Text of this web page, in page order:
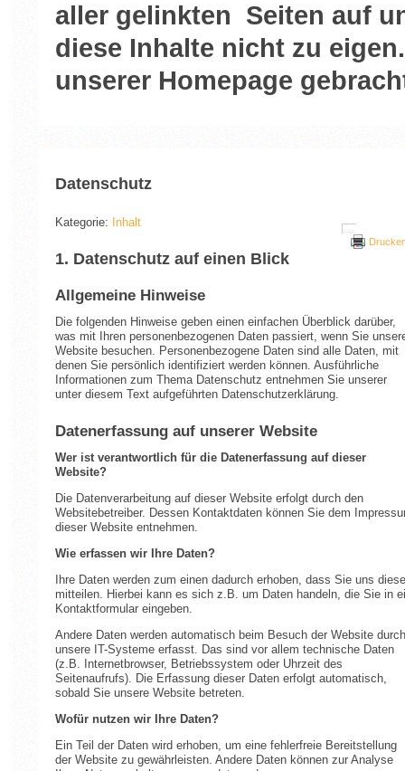
aller gelinkten Seiten auf
diese Inhalte nicht zu
unserer Homepage
Datenschutz
Kategorie: Inhalt
1. Datenschutz auf einen Blick
Allgemeine Hinweise
Die folgenden Hinweise geben einen einfachen Überblick darüber,
was mit Ihren personenbezogenen Daten passiert, wenn Sie
Website besuchen. Personenbezogene Daten sind alle Daten, mit
denen Sie persönlich identifiziert werden können. Ausführliche
Informationen zum Thema Datenschutz entnehmen Sie unserer
unter diesem Text aufgeführten Datenschutzerklärung.
Datenerfassung auf unserer Website
Wer ist verantwortlich für die Datenerfassung auf dieser
Website?
Die Datenverarbeitung auf dieser Website erfolgt durch den
Websitebetreiber. Dessen Kontaktdaten können Sie dem
dieser Website entnehmen.
Wie erfassen wir Ihre Daten?
Ihre Daten werden zum einen dadurch erhoben, dass Sie uns diese
mitteilen. Hierbei kann es sich z.B. um Daten handeln, die Sie in
Kontaktformular eingeben.
Andere Daten werden automatisch beim Besuch der Website durch
unsere IT-Systeme erfasst. Das sind vor allem technische Daten
(z.B. Internetbrowser, Betriebssystem oder Uhrzeit des
Seitenaufrufs). Die Erfassung dieser Daten erfolgt automatisch,
sobald Sie unsere Website betreten.
Wofür nutzen wir Ihre Daten?
Ein Teil der Daten wird erhoben, um eine fehlerfreie Bereitstellung
der Website zu gewährleisten. Andere Daten können zur Analyse